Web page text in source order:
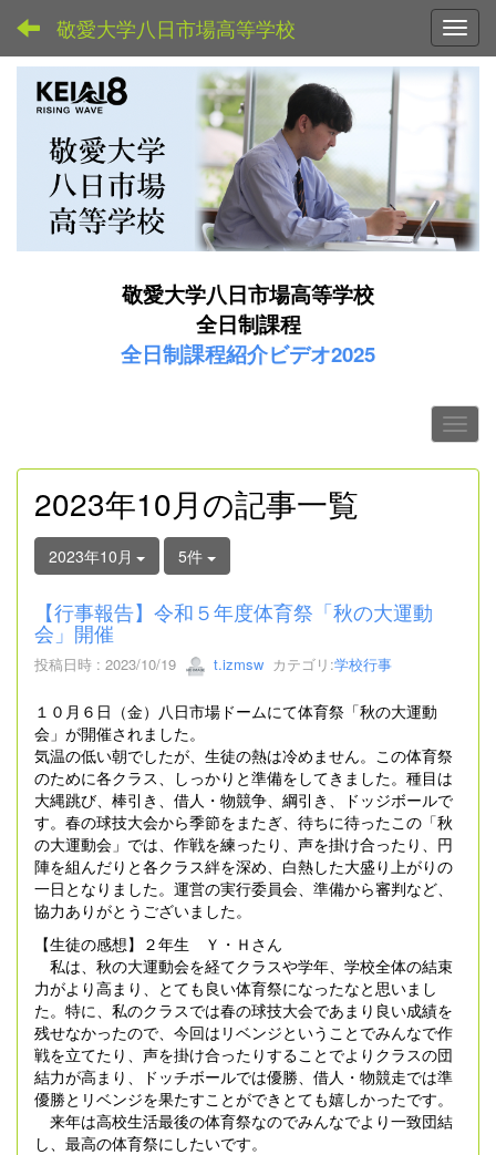
敬愛大学八日市場高等学校
敬愛大学八日市場高等学校
全日制課程
全日制課程紹介ビデオ2025
2023年10月の記事一覧
2023年10月 5件
【行事報告】令和５年度体育祭「秋の大運動
会」開催
投稿日時 : 2023/10/19 t.izmsw カテゴリ:学校行事
１０月６日（金）八日市場ドームにて体育祭「秋の大運動
会」が開催されました。
気温の低い朝でしたが、生徒の熱は冷めません。この体育祭
のために各クラス、しっかりと準備をしてきました。種目は
大縄跳び、棒引き、借人・物競争、綱引き、ドッジボールで
す。春の球技大会から季節をまたぎ、待ちに待ったこの「秋
の大運動会」では、作戦を練ったり、声を掛け合ったり、円
陣を組んだりと各クラス絆を深め、白熱した大盛り上がりの
一日となりました。運営の実行委員会、準備から審判など、
協力ありがとうございました。
【生徒の感想】２年生 Ｙ・Ｈさん
私は、秋の大運動会を経てクラスや学年、学校全体の結束
力がより高まり、とても良い体育祭になったなと思いまし
た。特に、私のクラスでは春の球技大会であまり良い成績を
残せなかったので、今回はリベンジということでみんなで作
戦を立てたり、声を掛け合ったりすることでよりクラスの団
結力が高まり、ドッチボールでは優勝、借人・物競走では準
優勝とリベンジを果たすことができとても嬉しかったです。
来年は高校生活最後の体育祭なのでみんなでより一致団結
し、最高の体育祭にしたいです。